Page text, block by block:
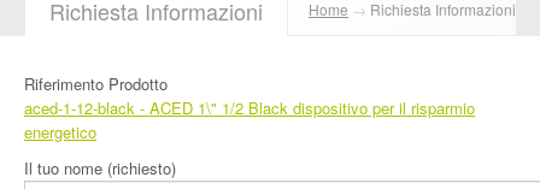
Servizi
Area Download
L’Azienda
Richiesta Informazioni Home → Richiesta Informazioni
Riferimento Prodotto
aced-1-12-black - ACED 1\" 1/2 Black dispositivo per il risparmio
energetico
Il tuo nome (richiesto)